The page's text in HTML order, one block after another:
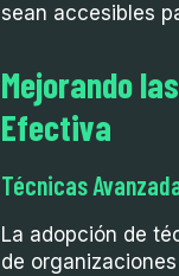
sean accesibles
Mejorando
Efectiva
Técnicas
La adopción de
de